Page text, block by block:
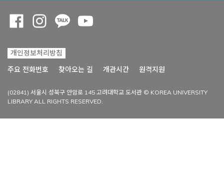
개인정보처리방침
주요 전화번호
찾아오는 길 개관시간 원격지원
(02841) 서울시 성북구 안암로 145 고려대학교 도서관 © KOREA UNIVERSITY
LIBRARY ALL RIGHTS RESERVED.
Opens a new window
Opens a new window
Opens a new window